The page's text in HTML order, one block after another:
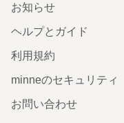
お知らせ
ヘルプとガイド
利用規約
minneのセキュリティ
お問い合わせ